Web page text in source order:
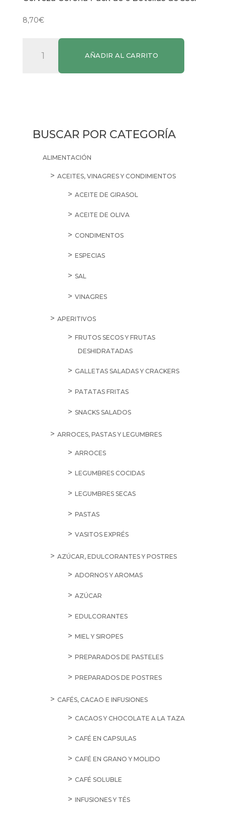
8,70€
Corona
35cl
cantidad
AÑADIR AL CARRITO
BUSCAR POR CATEGORÍA
ALIMENTACIÓN
ACEITES, VINAGRES Y CONDIMIENTOS
ACEITE DE GIRASOL
ACEITE DE OLIVA
CONDIMENTOS
ESPECIAS
SAL
VINAGRES
APERITIVOS
FRUTOS SECOS Y FRUTAS
DESHIDRATADAS
GALLETAS SALADAS Y CRACKERS
PATATAS FRITAS
SNACKS SALADOS
ARROCES, PASTAS Y LEGUMBRES
ARROCES
LEGUMBRES COCIDAS
LEGUMBRES SECAS
PASTAS
VASITOS EXPRÉS
AZÚCAR, EDULCORANTES Y POSTRES
ADORNOS Y AROMAS
AZÚCAR
EDULCORANTES
MIEL Y SIROPES
PREPARADOS DE PASTELES
PREPARADOS DE POSTRES
CAFÉS, CACAO E INFUSIONES
CACAOS Y CHOCOLATE A LA TAZA
CAFÉ EN CAPSULAS
CAFÉ EN GRANO Y MOLIDO
CAFÉ SOLUBLE
INFUSIONES Y TÉS